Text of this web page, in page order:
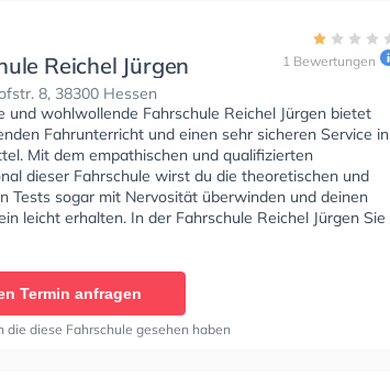
Reichel Jürgen
8, 38300 Hessen
1 Bewertungen
und wohlwollende Fahrschule Reichel Jürgen bietet
Fahrunterricht und einen sehr sicheren Service in
Mit dem empathischen und qualifizierten
dieser Fahrschule wirst du die theoretischen und
Tests sogar mit Nervosität überwinden und deinen
leicht erhalten. In der Fahrschule Reichel Jürgen Sie
Termin online anfragen.
Termin anfragen
die diese Fahrschule gesehen haben